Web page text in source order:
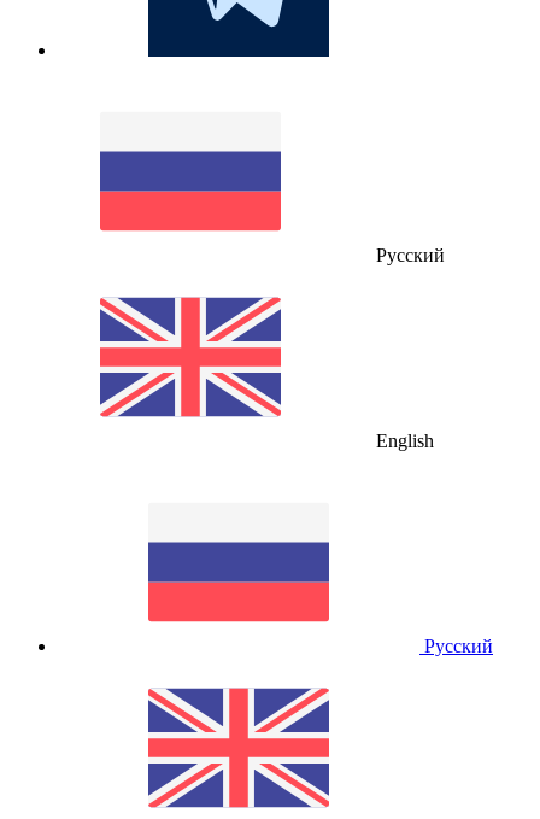
Русский
English
Русский